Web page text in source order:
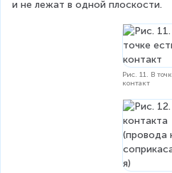
и не лежат в одной плоскости.
Рис. 11. В
контакт